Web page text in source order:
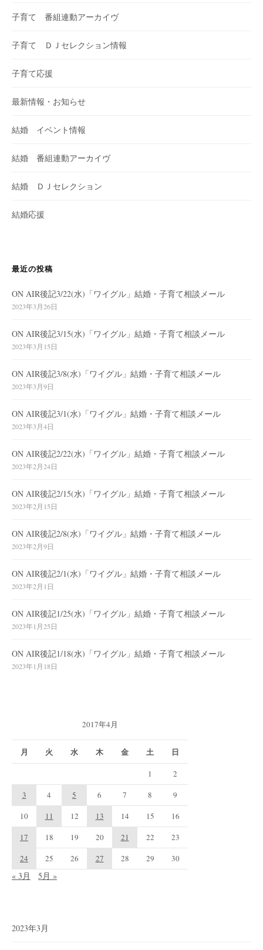
子育て 番組連動アーカイヴ
子育て ＤＪセレクション情報
子育て応援
最新情報・お知らせ
結婚 イベント情報
結婚 番組連動アーカイヴ
結婚 ＤＪセレクション
結婚応援
最近の投稿
ON AIR後記3/22(水)「ワイグル」結婚・子育て相談メール
2023年3月26日
ON AIR後記3/15(水)「ワイグル」結婚・子育て相談メール
2023年3月15日
ON AIR後記3/8(水)「ワイグル」結婚・子育て相談メール
2023年3月9日
ON AIR後記3/1(水)「ワイグル」結婚・子育て相談メール
2023年3月4日
ON AIR後記2/22(水)「ワイグル」結婚・子育て相談メール
2023年2月24日
ON AIR後記2/15(水)「ワイグル」結婚・子育て相談メール
2023年2月15日
ON AIR後記2/8(水)「ワイグル」結婚・子育て相談メール
2023年2月9日
ON AIR後記2/1(水)「ワイグル」結婚・子育て相談メール
2023年2月1日
ON AIR後記1/25(水)「ワイグル」結婚・子育て相談メール
2023年1月25日
ON AIR後記1/18(水)「ワイグル」結婚・子育て相談メール
2023年1月18日
2017年4月
月 火 水 木 金 土 日
1
2
3
4 5 6 7 8
9
10
11 12 13 14 15
16
17
18 19 20 21 22
23
24
25 26 27 28 29 30
« 3月 5月 »
2023年3月